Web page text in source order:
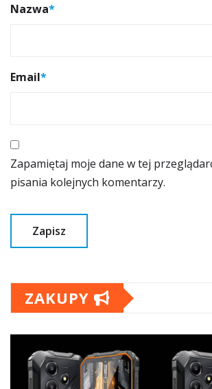
Nazwa*
Email*
Zapamiętaj moje dane w tej
pisania kolejnych komentarzy.
ZAKUPY